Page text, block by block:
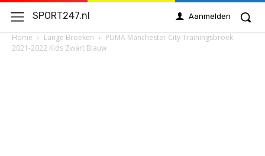
SPORT247.nl Aanmelden
Home Lange Broeken
PUMA Manchester City Trainingsbroek
2021-2022 Kids Zwart Blauw